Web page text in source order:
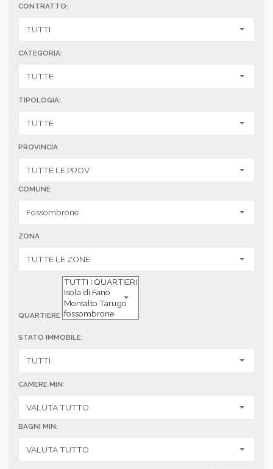
CONTRATTO:
CATEGORIA:
TIPOLOGIA:
PROVINCIA
COMUNE
ZONA
QUARTIERE
STATO IMMOBILE:
CAMERE MIN:
BAGNI MIN: